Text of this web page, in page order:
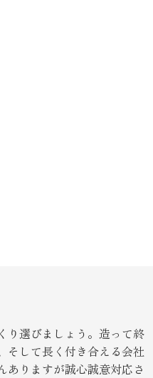
り選びましょう。造って終
そして長く付き合える会社
ありますが誠心誠意対応さ